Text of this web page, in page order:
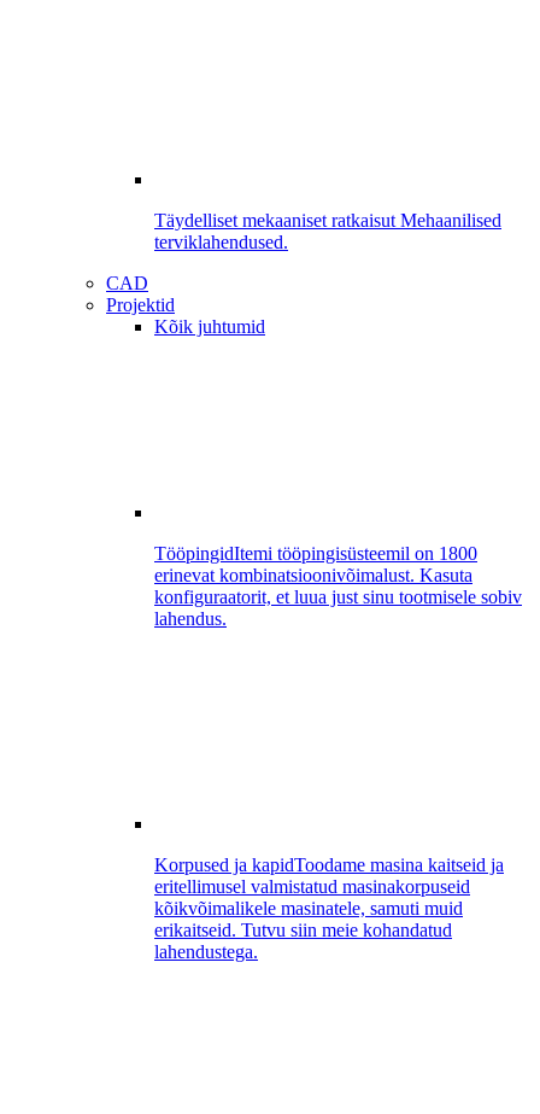
Täydelliset mekaaniset ratkaisut Mehaanilised
terviklahendused.
CAD
Projektid
Kõik juhtumid
TööpingidItemi tööpingisüsteemil on 1800
erinevat kombinatsioonivõimalust. Kasuta
konfiguraatorit, et luua just sinu tootmisele sobiv
lahendus.
Korpused ja kapidToodame masina kaitseid ja
eritellimusel valmistatud masinakorpuseid
kõikvõimalikele masinatele, samuti muid
erikaitseid. Tutvu siin meie kohandatud
lahendustega.